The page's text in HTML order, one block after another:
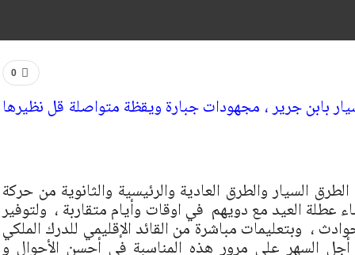
0
بابن جرير ، مجهودات جبارة ويقظة متواصلة قل نظيرها
السيار والطرق العادية والرئيسية والثانوية من حركة
عطلة العيد مع دويهم في اوقات وأيام متقاربة ، ولتوفير
، وبتعليمات مباشرة من القائد الإقليمي للدرك الملكي
أجل السهر على مرور هذه المناسبة في أحسن الأحوال و